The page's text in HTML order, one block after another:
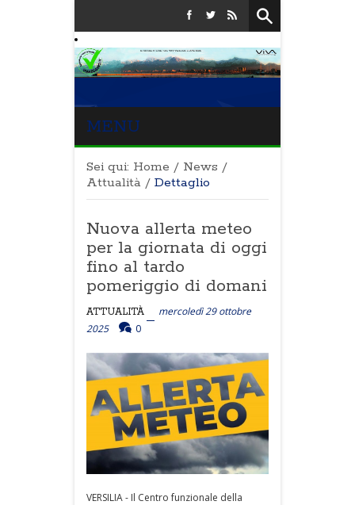
MENU
Sei qui: Home / News /
Attualità / Dettaglio
Nuova allerta meteo
per la giornata di oggi
fino al tardo
pomeriggio di domani
ATTUALITÀ
mercoledì 29 ottobre
2025
0
VERSILIA - Il Centro funzionale della